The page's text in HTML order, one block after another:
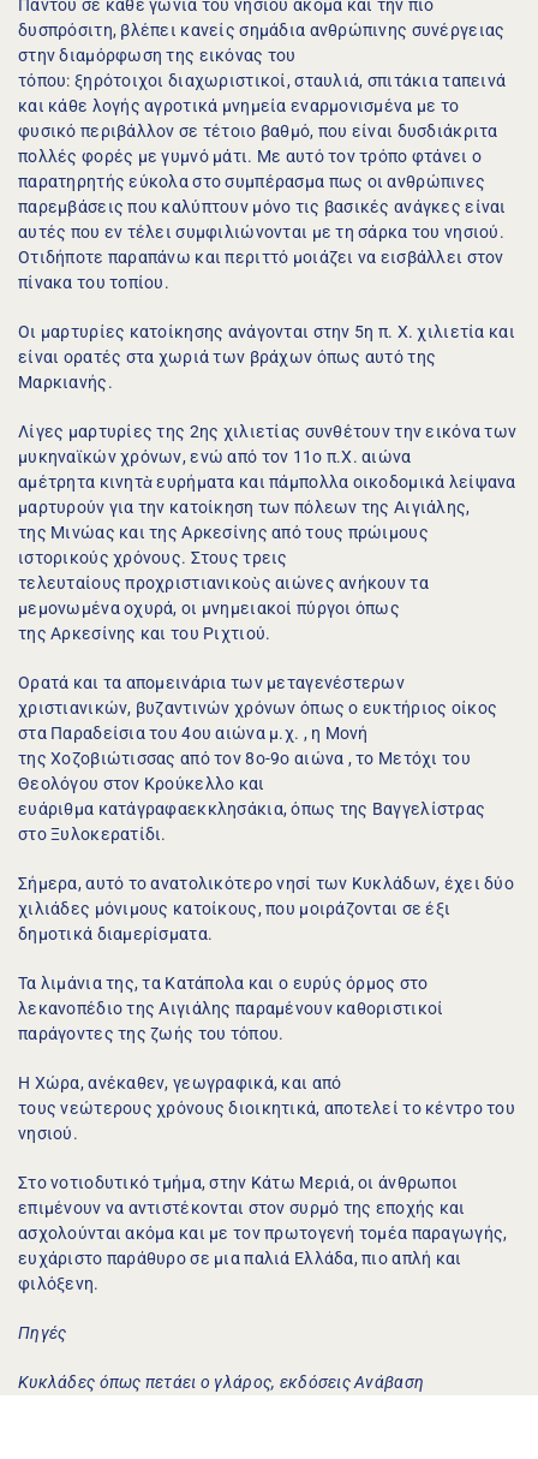
Παντού σε κάθε γωνιά του νησιού ακόμα και την πιο
δυσπρόσιτη, βλέπει κανείς σημάδια ανθρώπινης συνέργειας
στην διαμόρφωση της εικόνας του
τόπου: ξηρότοιχοι διαχωριστικοί, σταυλιά, σπιτάκια ταπεινά
και κάθε λογής αγροτικά μνημεία εναρμονισμένα με το
φυσικό περιβάλλον σε τέτοιο βαθμό, που είναι δυσδιάκριτα
πολλές φορές με γυμνό μάτι. Με αυτό τον τρόπο φτάνει ο
παρατηρητής εύκολα στο συμπέρασμα πως οι ανθρώπινες
παρεμβάσεις που καλύπτουν μόνο τις βασικές ανάγκες είναι
αυτές που εν τέλει συμφιλιώνονται με τη σάρκα του νησιού.
Οτιδήποτε παραπάνω και περιττό μοιάζει να εισβάλλει στον
πίνακα του τοπίου.
Οι μαρτυρίες κατοίκησης ανάγονται στην 5η π. Χ. χιλιετία και
είναι ορατές στα χωριά των βράχων όπως αυτό της
Μαρκιανής.
Λίγες μαρτυρίες της 2ης χιλιετίας συνθέτουν την εικόνα των
μυκηναϊκών χρόνων, ενώ από τον 11ο π.Χ. αιώνα
αμέτρητα κινητὰ ευρήματα και πάμπολλα οικοδομικά λείψανα
μαρτυρούν για την κατοίκηση των πόλεων της Αιγιάλης,
της Μινώας και της Αρκεσίνης από τους πρώιμους
ιστορικούς χρόνους. Στους τρεις
τελευταίους προχριστιανικοὺς αιώνες ανήκουν τα
μεμονωμένα οχυρά, οι μνημειακοί πύργοι όπως
της Αρκεσίνης και του Ριχτιού.
Ορατά και τα απομεινάρια των μεταγενέστερων
χριστιανικών, βυζαντινών χρόνων όπως ο ευκτήριος οίκος
στα Παραδείσια του 4ου αιώνα μ.χ. , η Μονή
της Χοζοβιώτισσας από τον 8ο-9ο αιώνα , το Μετόχι του
Θεολόγου στον Κρούκελλο και
ευάριθμα κατάγραφαεκκλησάκια, όπως της Βαγγελίστρας
στο Ξυλοκερατίδι.
Σήμερα, αυτό το ανατολικότερο νησί των Κυκλάδων, έχει δύο
χιλιάδες μόνιμους κατοίκους, που μοιράζονται σε έξι
δημοτικά διαμερίσματα.
Τα λιμάνια της, τα Κατάπολα και ο ευρύς όρμος στο
λεκανοπέδιο της Αιγιάλης παραμένουν καθοριστικοί
παράγοντες της ζωής του τόπου.
Η Χώρα, ανέκαθεν, γεωγραφικά, και από
τους νεώτερους χρόνους διοικητικά, αποτελεί το κέντρο του
νησιού.
Στο νοτιοδυτικό τμήμα, στην Κάτω Μεριά, οι άνθρωποι
επιμένουν να αντιστέκονται στον συρμό της εποχής και
ασχολούνται ακόμα και με τον πρωτογενή τομέα παραγωγής,
ευχάριστο παράθυρο σε μια παλιά Ελλάδα, πιο απλή και
φιλόξενη.
Πηγές
Κυκλάδες όπως πετάει ο γλάρος, εκδόσεις Ανάβαση